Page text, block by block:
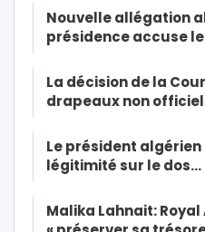
Nouvelle allégation
présidence accuse
La décision de la
drapeaux non
Le président
légitimité sur le dos…
Malika Lahnait: